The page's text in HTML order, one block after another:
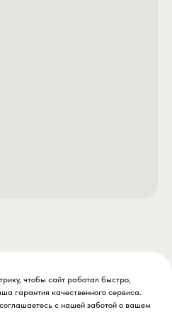
чтобы сайт работал быстро,
гарантия качественного сервиса.
с нашей заботой о вашем